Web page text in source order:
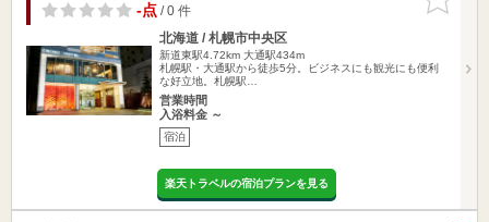
りに追加
-点/ 0 件
北海道 / 札幌市中央区
新道東駅4.72km 大通駅434m
札幌駅・大通駅から徒歩5分。ビジネスにも観光にも便利
な好立地。札幌駅…
営業時間
入浴料金 ～
宿泊
楽天トラベルの宿泊プランを見る